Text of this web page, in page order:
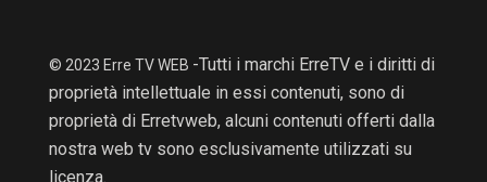
© 2023 Erre TV WEB -Tutti i marchi ErreTV e i diritti di
proprietà intellettuale in essi contenuti, sono di
proprietà di Erretvweb, alcuni contenuti offerti dalla
nostra web tv sono esclusivamente utilizzati su
licenza.